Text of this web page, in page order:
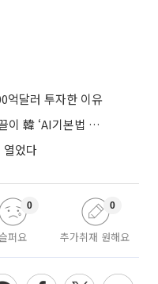
억달러 투자한 이유
“족쇄냐 날개냐”…규제ㆍ육성 쌍끌이 韓 ‘AI기본법 개정안’ 오늘 시행
었다
퍼요
0
추가취재 원해요
0